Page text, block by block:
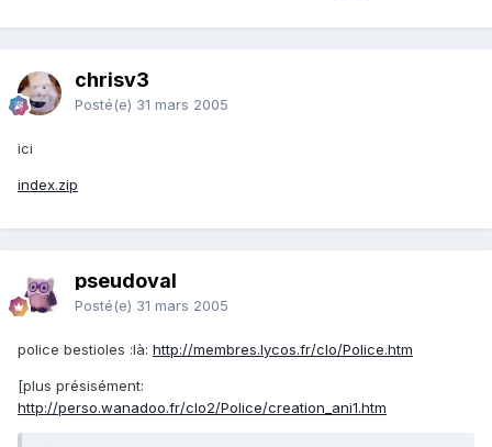
chrisv3
Posté(e) 31 mars 2005
ici
index.zip
pseudoval
Posté(e) 31 mars 2005
police bestioles :là: http://membres.lycos.fr/clo/Police.htm
[plus présisément:
http://perso.wanadoo.fr/clo2/Police/creation_ani1.htm